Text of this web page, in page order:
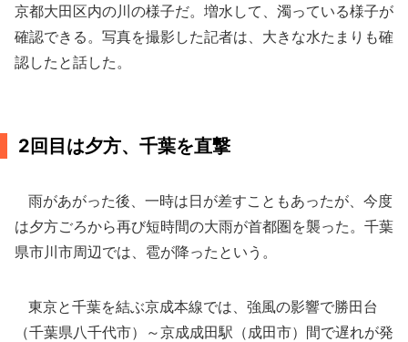
京都大田区内の川の様子だ。増水して、濁っている様子が
確認できる。写真を撮影した記者は、大きな水たまりも確
認したと話した。
2回目は夕方、千葉を直撃
雨があがった後、一時は日が差すこともあったが、今度
は夕方ごろから再び短時間の大雨が首都圏を襲った。千葉
県市川市周辺では、雹が降ったという。
東京と千葉を結ぶ京成本線では、強風の影響で勝田台
（千葉県八千代市）～京成成田駅（成田市）間で遅れが発